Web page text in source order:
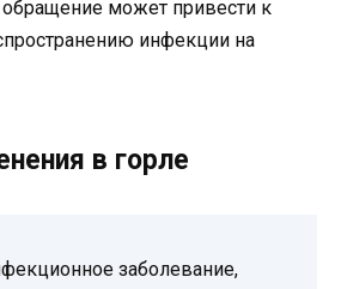
может привести к
инфекции на
в горле
заболевание,